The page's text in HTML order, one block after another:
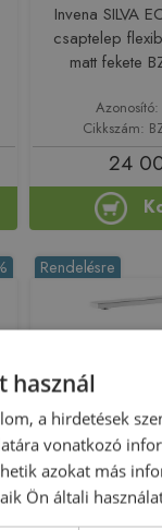
Invena SILVA
csaptelep
matt fekete
Cikkszám:
24
Rendelésre
Laveo
mosogató
használ
a hirdetések
vonatkozó
azokat más
Ön általi